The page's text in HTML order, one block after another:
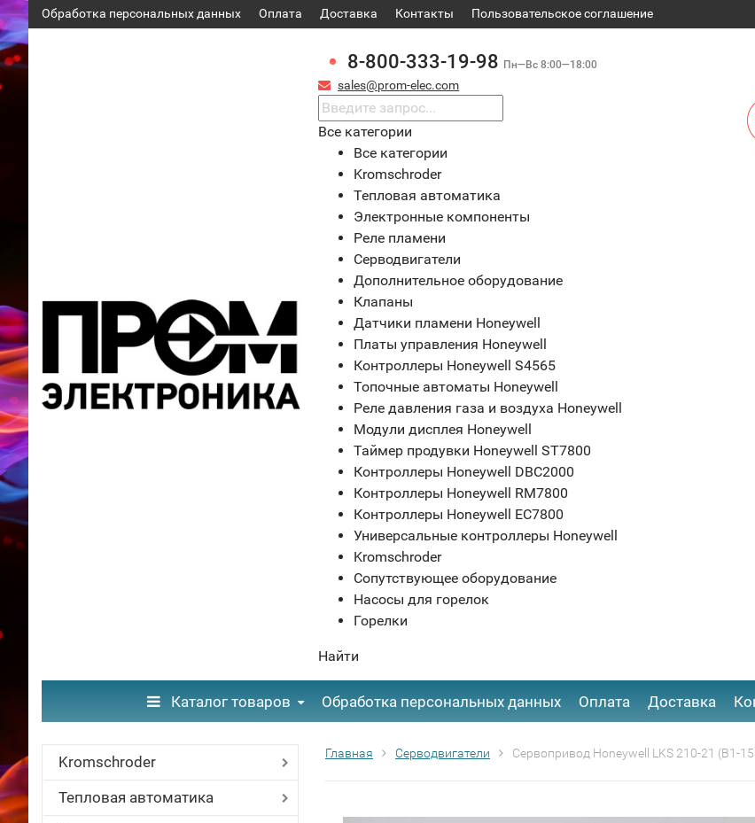
Обработка персональных данных Оплата Доставка Контакты ​Пользовательское соглашение
8-800-333-19-98 Пн—Вс 8:00—18:00
sales@prom-elec.com
Все категории
Все категории
Kromschroder
Тепловая автоматика
Электронные компоненты
Реле пламени
Серводвигатели
Дополнительное оборудование
Клапаны
Датчики пламени Honeywell
Платы управления Honeywell
Контроллеры Honeywell S4565
Топочные автоматы Honeywell
Реле давления газа и воздуха Honeywell
Модули дисплея Honeywell
Таймер продувки Honeywell ST7800
Контроллеры Honeywell DBC2000
Контроллеры Honeywell RM7800
Контроллеры Honeywell EC7800
Универсальные контроллеры Honeywell
Kromschroder
Сопутствующее оборудование
Насосы для горелок
Горелки
Найти
Каталог товаров Обработка персональных данных Оплата Доставка
Kromschroder
Тепловая автоматика
Главная Серводвигатели Сервопривод Honeywell LKS 210-21 (B1-